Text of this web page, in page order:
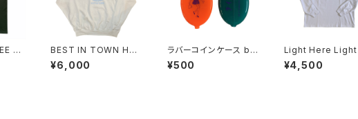
by
BEST IN TOWN Hoo
die by SUNDAYS BE
ST
¥6,000
ラバーコインケース by
苦虫ツヨシ
¥500
Light Here Light
w Long Sleeve
by Kakuozan
¥4,500